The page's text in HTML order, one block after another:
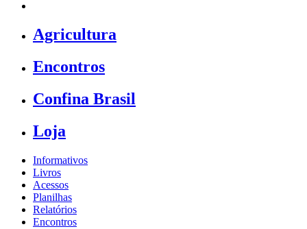
Agricultura
Encontros
Confina Brasil
Loja
Informativos
Livros
Acessos
Planilhas
Relatórios
Encontros